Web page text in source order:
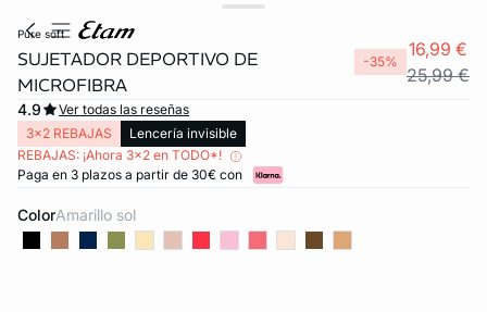
pure soft
SUJETADOR DEPORTIVO DE
MICROFIBRA
-35%
16,99 €
25,99 €
4.9
Ver todas las reseñas
3x2 REBAJAS
Lencería invisible
REBAJAS: ¡Ahora 3x2 en TODO*!
Paga en 3 plazos a partir de 30€ con
Color amarillo sol